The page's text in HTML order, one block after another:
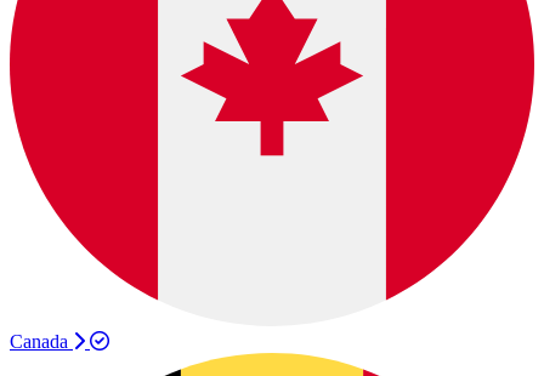
Canada